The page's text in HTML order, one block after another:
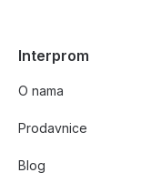
Interprom
O nama
Prodavnice
Blog